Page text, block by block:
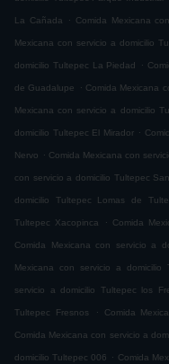
La Cañada . Comida Mexicana
Mexicana con servicio a domicilio
domicilio Tultepec La Piedad .
de Guadalupe . Comida Mexicana
Mexicana con servicio a domicilio
domicilio Tultepec El Mirador .
Nervo . Comida Mexicana con
con servicio a domicilio Tultepec
domicilio Tultepec Lomas de
Tultepec Xacopinca . Comida
Comida Mexicana con servicio a
Mexicana con servicio a domicilio
servicio a domicilio Tultepec los
Tultepec Fresnos . Comida
Comida Mexicana con servicio a
domicilio Tultepec 006 . Comida